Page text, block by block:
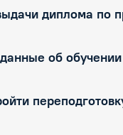
диплома по
данные об